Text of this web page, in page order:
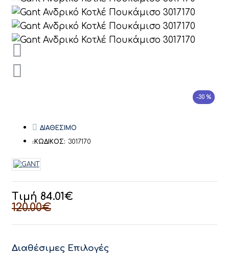
-30 %
Τιμή 84.01€
120.00€
ΔΙΑΘΕΣΙΜΟ
ΚΩΔΙΚΟΣ: 3017170
Διαθέσιμες Επιλογές